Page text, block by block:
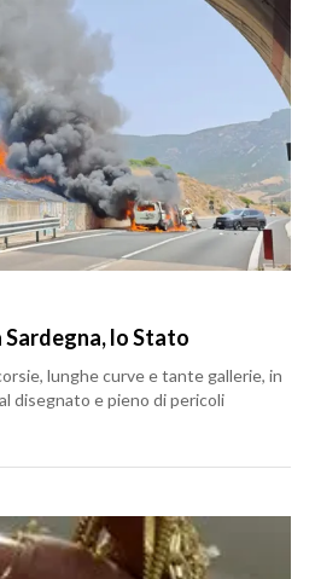
Sardegna, lo Stato
lunghe curve e tante gallerie, in
disegnato e pieno di pericoli